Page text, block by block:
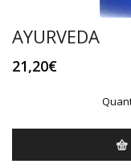
AYURVEDA
21,20€